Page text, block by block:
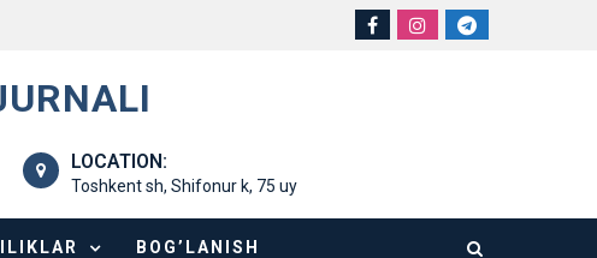
LOCATION:
Toshkent sh, Shifonur k, 75 uy
BOG’LANISH